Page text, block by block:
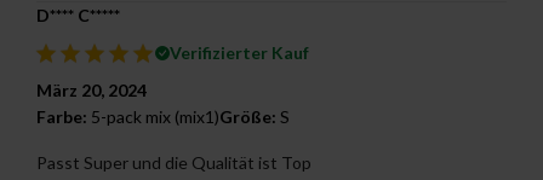
D**** C*****
Verifizierter Kauf
März 20, 2024
Farbe: 5-pack mix (mix1)Größe:S
Passt Super und die Qualität ist Top